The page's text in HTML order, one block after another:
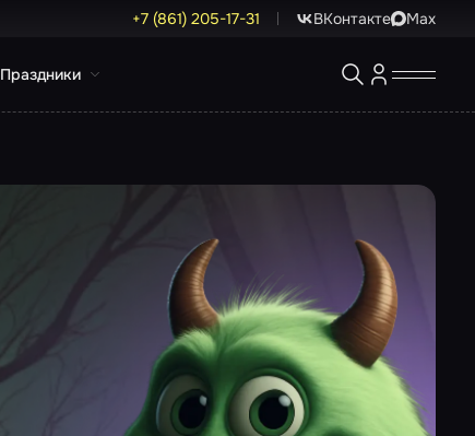
+7 (861) 205-17-31 ВКонтакте Max
Праздники